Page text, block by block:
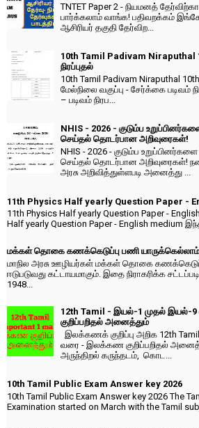
TNTET Paper 2 - நியமனத்
பார்க்கலாம் வாங்க! பதிவறக்கம்
ஆசிரியர் தகுதி தேர்விற...
10th Tamil Padivam Niraputhal
நிரப்புதல்
10th Tamil Padivam Niraputhal
மேல்நிலை வகுப்பு - சேர்க்கை படிவம்
– படிவம் நிரப...
NHIS - 2026 - குடும்ப
செய்தல் தொடர்பான அறிவுரைகள்!
NHIS - 2026 - குடும்ப
செய்தல் தொடர்பான அறிவுரைகள்!
அரசு அறிவித்துள்ளபடி அனைத்து ...
11th Physics Half yearly Question Paper -
11th Physics Half yearly Question Paper -
Half yearly Question Paper - English medium
மக்கள் தொகை கணக்கெடுப்பு பணி யாருக்கெல்லாம்
மாநில அரசு ஊழியர்கள் மக்கள் தொகை
ஈடுபடுவது கட்டாயமாகும். இதை நிராகரிக்க
1948...
12th Tamil - இயல்-1 முதல்
குறிப்பறிதல் அனைத்தும்
இலக்கணக் குறிப்பு அறிக 12th
வரை - இலக்கண குறிப்பறிதல்
அருந்திறல் கருந்தடம், கொட...
10th Tamil Public Exam Answer key 2026
10th Tamil Public Exam Answer key 2026 The
Examination started on March with the Tamil